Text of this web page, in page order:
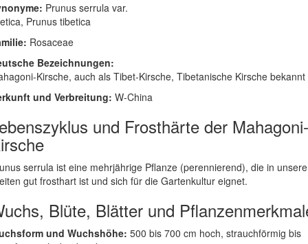
Prunus serrula var.
Prunus tibetica
Rosaceae
Bezeichnungen:
Kirsche, auch als Tibet-Kirsche, Tibetanische Kirsche bekannt
und Verbreitung: W-China
und Frosthärte der Mahagoni-
serrula ist eine mehrjährige Pflanze (perennierend), die in
gut frosthart ist und sich für die Gartenkultur eignet.
Blüte, Blätter und
und Wuchshöhe: 500 bis 700 cm hoch, strauchförmig bis